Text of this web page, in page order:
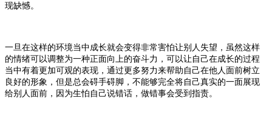
现缺憾。
一旦在这样的环境当中成长就会变得非常害怕让别人失望，虽然这样
的情绪可以调整为一种正面向上的奋斗力，可以让自己在成长的过程
当中有着更加可观的表现，通过更多努力来帮助自己在他人面前树立
良好的形象，但是总会碍手碍脚，不能够完全将自己真实的一面展现
给别人面前，因为生怕自己说错话，做错事会受到指责。